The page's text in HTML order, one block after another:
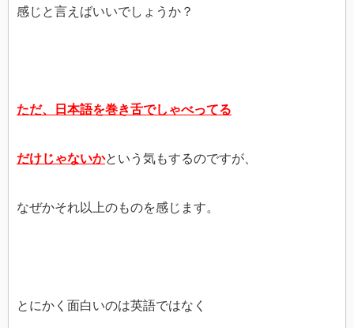
感じと言えばいいでしょうか？
ただ、 日本語を巻き舌でしゃべってる
だけじゃないかという気もするのですが、
なぜかそれ以上のものを感じます。
とにかく面白いのは英語ではなく